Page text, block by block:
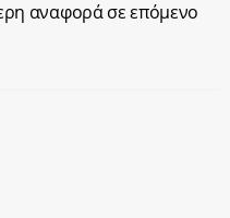
αναφορά σε επόμενο